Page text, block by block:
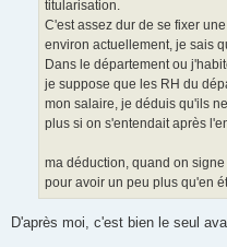
titularisation.
C'est assez dur de se fixer
environ actuellement, je sais
Dans le département ou
je suppose que les RH du
mon salaire, je déduis qu'ils
plus si on s'entendait après
ma déduction, quand on
pour avoir un peu plus qu'en
D'après moi, c'est bien le seul